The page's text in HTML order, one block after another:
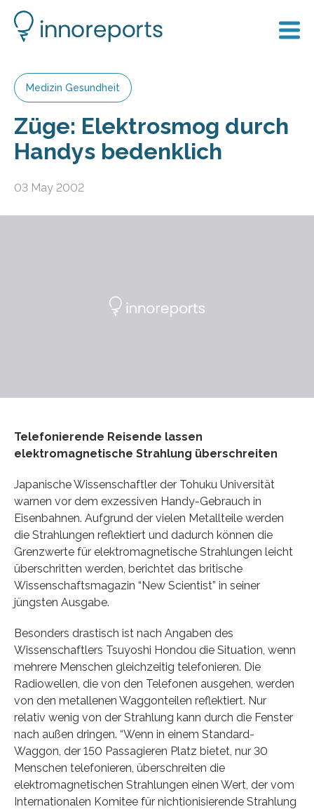
Medizin Gesundheit
Züge: Elektrosmog durch
Handys bedenklich
03 May 2002
Telefonierende Reisende lassen
elektromagnetische Strahlung überschreiten
Japanische Wissenschaftler der Tohuku Universität
warnen vor dem exzessiven Handy-Gebrauch in
Eisenbahnen. Aufgrund der vielen Metallteile werden
die Strahlungen reflektiert und dadurch können die
Grenzwerte für elektromagnetische Strahlungen leicht
überschritten werden, berichtet das britische
Wissenschaftsmagazin “New Scientist” in seiner
jüngsten Ausgabe.
Besonders drastisch ist nach Angaben des
Wissenschaftlers Tsuyoshi Hondou die Situation, wenn
mehrere Menschen gleichzeitig telefonieren. Die
Radiowellen, die von den Telefonen ausgehen, werden
von den metallenen Waggonteilen reflektiert. Nur
relativ wenig von der Strahlung kann durch die Fenster
nach außen dringen. “Wenn in einem Standard-
Waggon, der 150 Passagieren Platz bietet, nur 30
Menschen telefonieren, überschreiten die
elektromagnetischen Strahlungen einen Wert, der vom
Internationalen Komitee für nichtionisierende Strahlung